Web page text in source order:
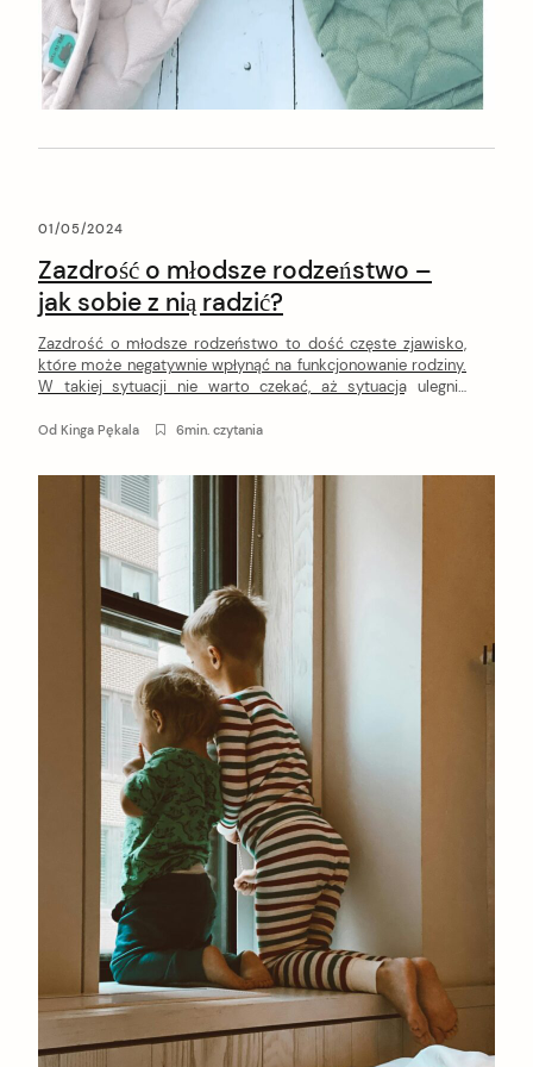
01/05/2024
Zazdrość o młodsze rodzeństwo –
jak sobie z nią radzić?
Zazdrość o młodsze rodzeństwo to dość częste zjawisko,
które może negatywnie wpłynąć na funkcjonowanie rodziny.
W takiej sytuacji nie warto czekać, aż sytuacja ulegnie
o młodsze rodzeństwo i podzielimy się kilkoma
Od Kinga Pękala 6min. czytania